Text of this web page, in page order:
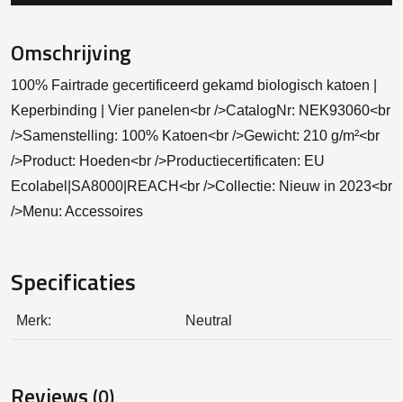
Omschrijving
100% Fairtrade gecertificeerd gekamd biologisch katoen |
Keperbinding | Vier panelen<br />CatalogNr: NEK93060<br
/>Samenstelling: 100% Katoen<br />Gewicht: 210 g/m²<br
/>Product: Hoeden<br />Productiecertificaten: EU
Ecolabel|SA8000|REACH<br />Collectie: Nieuw in 2023<br
/>Menu: Accessoires
Specificaties
Merk: Neutral